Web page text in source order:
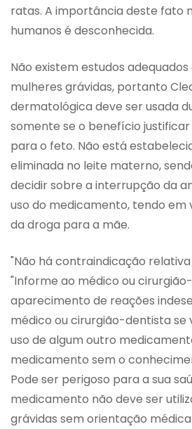
ratas. A importância deste fato
humanos é desconhecida.
Não existem estudos
mulheres grávidas, portanto
dermatológica deve ser usada
somente se o benefício
para o feto. Não está
eliminada no leite materno,
decidir sobre a interrupção da
uso do medicamento, tendo em
da droga para a mãe.
"Não há contraindicação relativa
"Informe ao médico ou
aparecimento de reações
médico ou cirurgião-dentista se
uso de algum outro
medicamento sem o
Pode ser perigoso para a sua
medicamento não deve ser
grávidas sem orientação